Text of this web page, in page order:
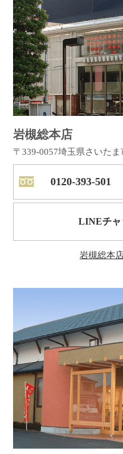
岩槻総本店
〒339-0057埼玉県さいた
0120-393-501
LINEチャ
岩槻総本